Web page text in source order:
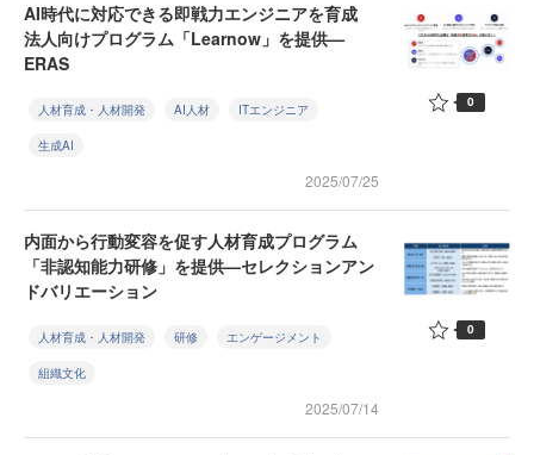
AI時代に対応できる即戦力エンジニアを育成
法人向けプログラム「Learnow」を提供—
ERAS
人材育成・人材開発 AI人材 ITエンジニア
生成AI
2025/07/25
0
内面から行動変容を促す人材育成プログラム
「非認知能力研修」を提供—セレクションアン
ドバリエーション
人材育成・人材開発 研修 エンゲージメント
組織文化
2025/07/14
0